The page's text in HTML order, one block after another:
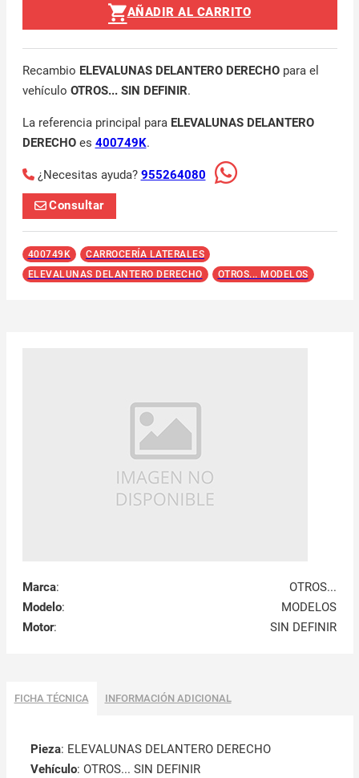
AÑADIR AL CARRITO
Recambio ELEVALUNAS DELANTERO DERECHOpara el
vehículo OTROS... SIN DEFINIR.
La referencia principal para ELEVALUNAS DELANTERO
DERECHOes 400749K.
¿Necesitas ayuda? 955264080
Consultar
400749K
CARROCERÍA LATERALES
ELEVALUNAS DELANTERO DERECHO
OTROS... MODELOS
Marca:
OTROS...
Modelo:
MODELOS
Motor: SIN DEFINIR
FICHA TÉCNICA INFORMACIÓN ADICIONAL
Pieza: ELEVALUNAS DELANTERO DERECHO
Vehículo: OTROS... SIN DEFINIR